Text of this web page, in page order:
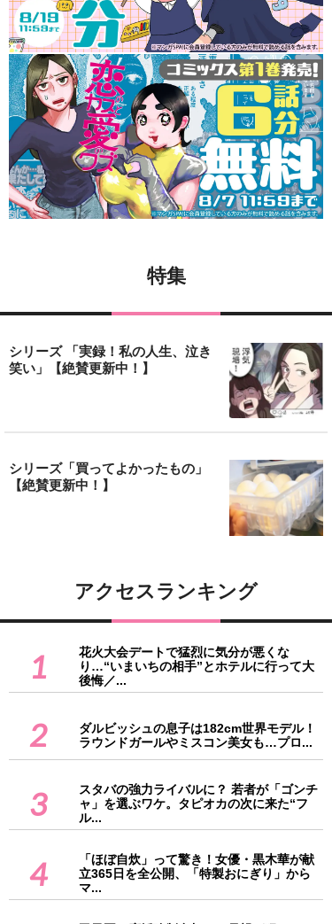
特集
シリーズ 「実録！私の人生、泣き
笑い」【絶賛更新中！】
シリーズ「買ってよかったもの」
【絶賛更新中！】
アクセスランキング
1
花火大会デートで猛烈に気分が悪くな
り…“いまいちの相手”とホテルに行って大
後悔／...
2
ダルビッシュの息子は182cm世界モデル！
ラウンドガールやミスコン美女も…プロ...
3
スタバの強力ライバルに？ 若者が「ゴンチ
ャ」を選ぶワケ。タピオカの次に来た“フ
ル...
4
「ほぼ自炊」って驚き！女優・黒木華が献
立365日を全公開、「特製おにぎり」から
マ...